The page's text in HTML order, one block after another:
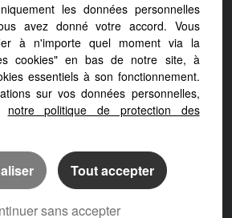
offrir un confort de lecture permanent, depuis votre
tablette ou votre smartphone, notre site s’adapte
aux différents types d'écrans
les données personnelles
avez donné votre accord. Vous
à n'importe quel moment via la
cookies" en bas de notre site, à
essentiels à son fonctionnement.
sur vos données personnelles,
notre politique de protection des
Tout accepter
sans accepter